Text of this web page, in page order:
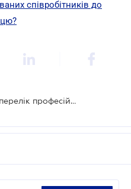
співробітників до
З 9 грудня буде розширений перелік професій, для яких щеплення від COVID-19 є обов'язковим